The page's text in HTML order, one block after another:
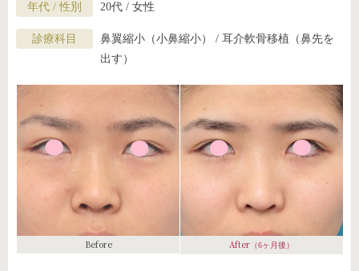
年代 / 性別 20代 / 女性
診療科目
鼻翼縮小（小鼻縮小） / 耳介軟骨移植（鼻先を
出す）
Before After （6ヶ月後）